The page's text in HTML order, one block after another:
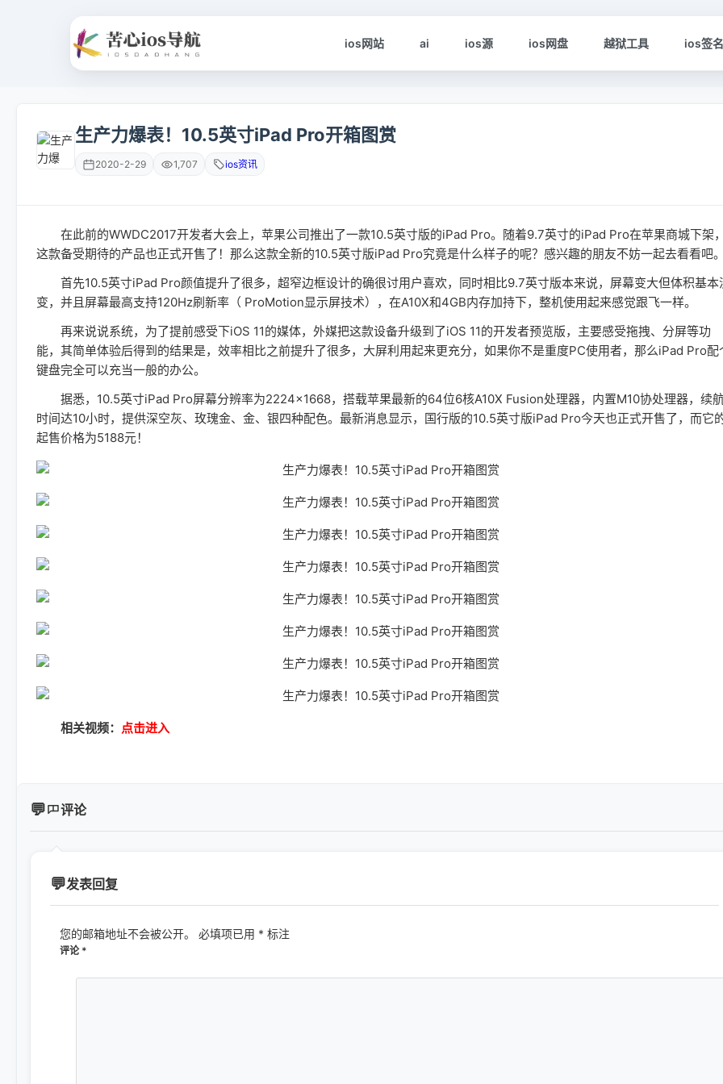
ios网站 ai ios源 ios网盘 越狱工具 ios签
生产力爆表！10.5英寸iPad Pro开箱图赏
2020-2-29 1,707 ios资讯
在此前的WWDC2017开发者大会上，苹果公司推出了一款10.5英寸版的iPad Pro。随着9.7英寸的iPad Pro在苹果商城下架
这款备受期待的产品也正式开售了！那么这款全新的10.5英寸版iPad Pro究竟是什么样子的呢？感兴趣的朋友不妨一起去看看吧
首先10.5英寸iPad Pro颜值提升了很多，超窄边框设计的确很讨用户喜欢，同时相比9.7英寸版本来说，屏幕变大但体积基本
变，并且屏幕最高支持120Hz刷新率（ ProMotion显示屏技术），在A10X和4GB内存加持下，整机使用起来感觉跟飞一样。
再来说说系统，为了提前感受下iOS 11的媒体，外媒把这款设备升级到了iOS 11的开发者预览版，主要感受拖拽、分屏等功
能，其简单体验后得到的结果是，效率相比之前提升了很多，大屏利用起来更充分，如果你不是重度PC使用者，那么iPad Pro配
键盘完全可以充当一般的办公。
据悉，10.5英寸iPad Pro屏幕分辨率为2224×1668，搭载苹果最新的64位6核A10X Fusion处理器，内置M10协处理器，续
时间达10小时，提供深空灰、玫瑰金、金、银四种配色。最新消息显示，国行版的10.5英寸版iPad Pro今天也正式开售了，而它
起售价格为5188元！
相关视频： 点击进入
评论
发表回复
您的邮箱地址不会被公开。 必填项已用 * 标注
评论 *